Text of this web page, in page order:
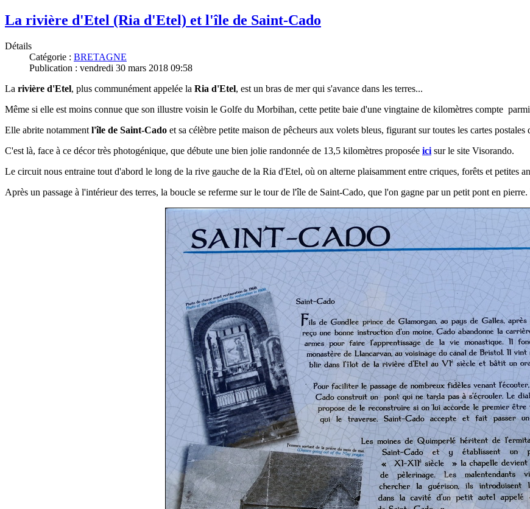
La rivière d'Etel (Ria d'Etel) et l'île de Saint-Cado
Détails
Catégorie : BRETAGNE
Publication : vendredi 30 mars 2018 09:58
La rivière d'Etel, plus communément appelée la Ria d'Etel, est un bras de mer qui s'avance dans les terres...
Même si elle est moins connue que son illustre voisin le Golfe du Morbihan, cette petite baie d'une vingtaine de kilomètres compte
Elle abrite notamment l'île de Saint-Cado et sa célèbre petite maison de pêcheurs aux volets bleus, figurant sur toutes les cartes postales
C'est là, face à ce décor très photogénique, que débute une bien jolie randonnée de 13,5 kilomètres proposée ici sur le site Visorando.
Le circuit nous entraine tout d'abord le long de la rive gauche de la Ria d'Etel, où on alterne plaisamment entre criques, forêts et petites
Après un passage à l'intérieur des terres, la boucle se referme sur le tour de l'île de Saint-Cado, que l'on gagne par un petit pont en